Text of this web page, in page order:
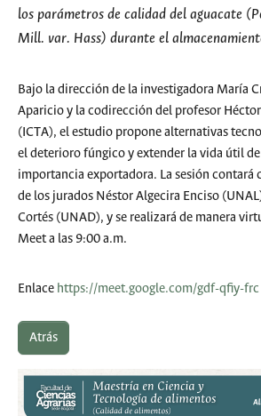
los parámetros de calidad del aguacate (
Mill. var. Hass) durante el
Bajo la dirección de la investigadora María
Aparicio y la codirección del profesor
(ICTA), el estudio propone alternativas
el deterioro fúngico y extender la vida útil
importancia exportadora. La sesión contará
de los jurados Néstor Algecira Enciso
Cortés (UNAD), y se realizará de manera
Meet a las 9:00 a.m.
Enlace https://meet.google.com/gdf-qfiy-frc
Atrás